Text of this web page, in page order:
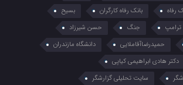
رفاه بانک رفاه کارگران
بسیح
ترامپ جنگ
حسن شیرزاد
حمیدرضاآقاملایی
دانشگاه مازندران
دکتر هادی ابراهیمی کیاپی
سایت تحلیلی گزارشگر